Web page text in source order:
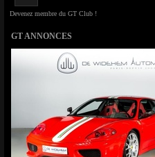
GT ANNONCES